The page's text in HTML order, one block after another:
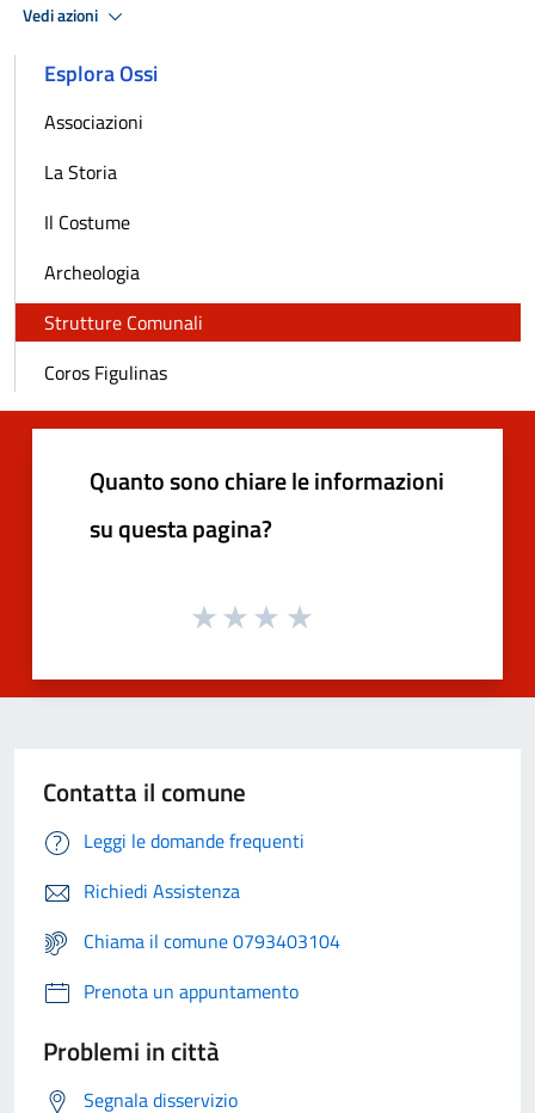
Vedi azioni
Esplora Ossi
Associazioni
La Storia
Il Costume
Archeologia
Strutture Comunali
Coros Figulinas
Quanto sono chiare le informazioni
su questa pagina?
Contatta il comune
Leggi le domande frequenti
Richiedi Assistenza
Chiama il comune 0793403104
Prenota un appuntamento
Problemi in città
Segnala disservizio